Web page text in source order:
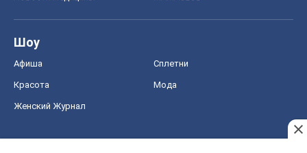
Шоу
Афиша Сплетни
Красота Мода
Женский Журнал